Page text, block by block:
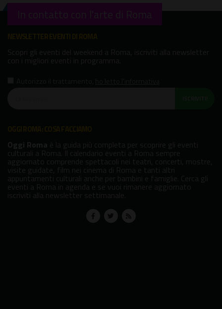
In contatto con l'arte di Roma